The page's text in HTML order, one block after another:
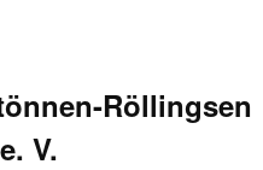
Röllingsen
V.